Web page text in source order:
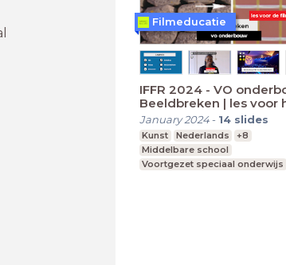
IFFR 2024 - VO
Beeldbreken | les voor
filmbezoek
January 2024- 14 slides
Kunst Nederlands
+8
Middelbare school
Voortgezet speciaal onderwijs
Filmeducatie